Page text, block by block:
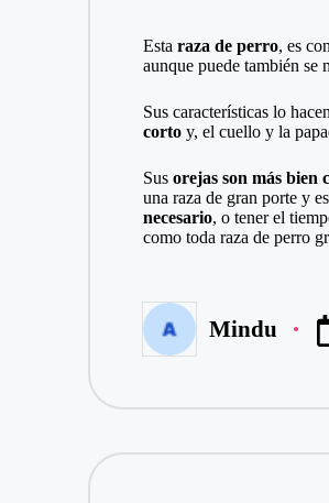
Esta raza de perro, es
aunque puede también se
Sus características lo
corto y, el cuello y la
Sus orejas son más bien
una raza de gran porte y
necesario, o tener el
como toda raza de perro
Publicado
por
Mindu